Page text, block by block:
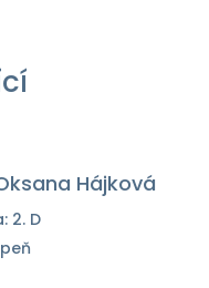
Hájková
2. D